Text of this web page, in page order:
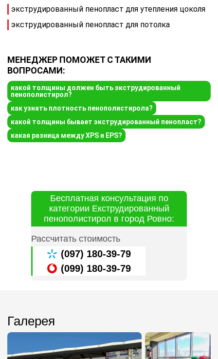
экструдированный пенопласт для утепления цоколя
экструдированный пенопласт для потолка
МЕНЕДЖЕР ПОМОЖЕТ С ТАКИМИ
ВОПРОСАМИ:
какой толщины должен быть экструдированный
пенополистирол?
как узнать плотность пенополистирола?
какой толщины бывает экструдированный пенопласт?
какая разница между XPS и EPS?
Бесплатная консультация по
категории Екструдированный
пенополистирол в город Ровно:
Рассчитать стоимость
(097) 180-39-79
(099) 180-39-79
Галерея